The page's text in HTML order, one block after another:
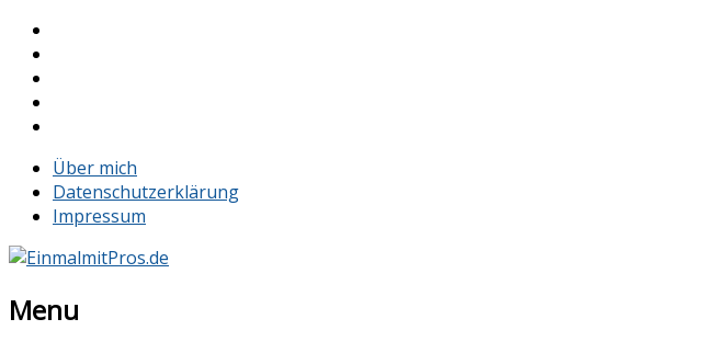
Über mich
Datenschutzerklärung
Impressum
Menu